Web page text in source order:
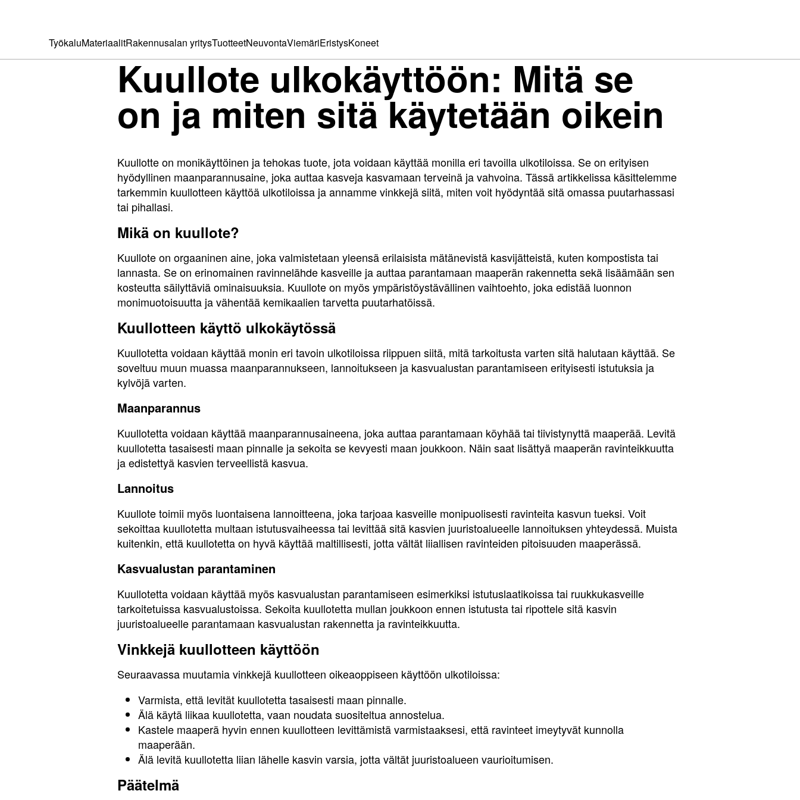
TyökaluMateriaalitRakennusalan yritysTuotteetNeuvontaViemäriEristysKoneet
Kuullote ulkokäyttöön: Mitä se
on ja miten sitä käytetään oikein
Kuullotte on monikäyttöinen ja tehokas tuote, jota voidaan käyttää monilla eri tavoilla ulkotiloissa. Se on erityisen
hyödyllinen maanparannusaine, joka auttaa kasveja kasvamaan terveinä ja vahvoina. Tässä artikkelissa käsittelemme
tarkemmin kuullotteen käyttöä ulkotiloissa ja annamme vinkkejä siitä, miten voit hyödyntää sitä omassa puutarhassasi
tai pihallasi.
Mikä on kuullote?
Kuullote on orgaaninen aine, joka valmistetaan yleensä erilaisista mätänevistä kasvijätteistä, kuten kompostista tai
lannasta. Se on erinomainen ravinnelähde kasveille ja auttaa parantamaan maaperän rakennetta sekä lisäämään sen
kosteutta säilyttäviä ominaisuuksia. Kuullote on myös ympäristöystävällinen vaihtoehto, joka edistää luonnon
monimuotoisuutta ja vähentää kemikaalien tarvetta puutarhatöissä.
Kuullotteen käyttö ulkokäytössä
Kuullotetta voidaan käyttää monin eri tavoin ulkotiloissa riippuen siitä, mitä tarkoitusta varten sitä halutaan käyttää. Se
soveltuu muun muassa maanparannukseen, lannoitukseen ja kasvualustan parantamiseen erityisesti istutuksia ja
kylvöjä varten.
Maanparannus
Kuullotetta voidaan käyttää maanparannusaineena, joka auttaa parantamaan köyhää tai tiivistynyttä maaperää. Levitä
kuullotetta tasaisesti maan pinnalle ja sekoita se kevyesti maan joukkoon. Näin saat lisättyä maaperän ravinteikkuutta
ja edistettyä kasvien terveellistä kasvua.
Lannoitus
Kuullote toimii myös luontaisena lannoitteena, joka tarjoaa kasveille monipuolisesti ravinteita kasvun tueksi. Voit
sekoittaa kuullotetta multaan istutusvaiheessa tai levittää sitä kasvien juuristoalueelle lannoituksen yhteydessä. Muista
kuitenkin, että kuullotetta on hyvä käyttää maltillisesti, jotta vältät liiallisen ravinteiden pitoisuuden maaperässä.
Kasvualustan parantaminen
Kuullotetta voidaan käyttää myös kasvualustan parantamiseen esimerkiksi istutuslaatikoissa tai ruukkukasveille
tarkoitetuissa kasvualustoissa. Sekoita kuullotetta mullan joukkoon ennen istutusta tai ripottele sitä kasvin
juuristoalueelle parantamaan kasvualustan rakennetta ja ravinteikkuutta.
Vinkkejä kuullotteen käyttöön
Seuraavassa muutamia vinkkejä kuullotteen oikeaoppiseen käyttöön ulkotiloissa:
Varmista, että levität kuullotetta tasaisesti maan pinnalle.
Älä käytä liikaa kuullotetta, vaan noudata suositeltua annostelua.
Kastele maaperä hyvin ennen kuullotteen levittämistä varmistaaksesi, että ravinteet imeytyvät kunnolla
maaperään.
Älä levitä kuullotetta liian lähelle kasvin varsia, jotta vältät juuristoalueen vaurioitumisen.
Päätelmä